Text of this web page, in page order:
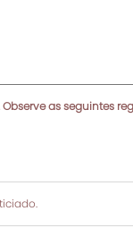
as seguintes